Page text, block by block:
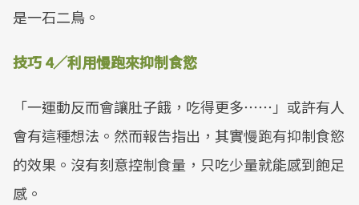
是一石二鳥。
技巧 4／利用慢跑來抑制食慾
「一運動反而會讓肚子餓，吃得更多⋯⋯」或許有人
會有這種想法。然而報告指出，其實慢跑有抑制食慾
的效果。沒有刻意控制食量，只吃少量就能感到飽足
感。